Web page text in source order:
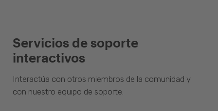
Servicios de soporte
interactivos
Interactúa con otros miembros de la comunidad y
con nuestro equipo de soporte.